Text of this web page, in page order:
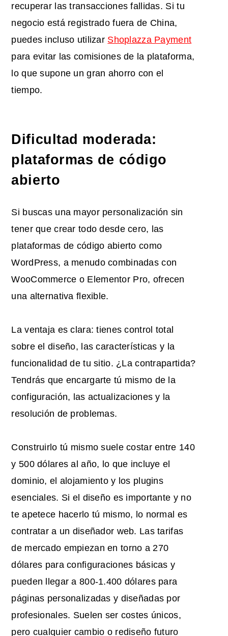
recuperar las transacciones fallidas. Si tu
negocio está registrado fuera de China,
puedes incluso utilizar Shoplazza Payment
para evitar las comisiones de la plataforma,
lo que supone un gran ahorro con el
tiempo.
Dificultad moderada:
plataformas de código
abierto
Si buscas una mayor personalización sin
tener que crear todo desde cero, las
plataformas de código abierto como
WordPress, a menudo combinadas con
WooCommerce o Elementor Pro, ofrecen
una alternativa flexible.
La ventaja es clara: tienes control total
sobre el diseño, las características y la
funcionalidad de tu sitio. ¿La contrapartida?
Tendrás que encargarte tú mismo de la
configuración, las actualizaciones y la
resolución de problemas.
Construirlo tú mismo suele costar entre 140
y 500 dólares al año, lo que incluye el
dominio, el alojamiento y los plugins
esenciales. Si el diseño es importante y no
te apetece hacerlo tú mismo, lo normal es
contratar a un diseñador web. Las tarifas
de mercado empiezan en torno a 270
dólares para configuraciones básicas y
pueden llegar a 800-1.400 dólares para
páginas personalizadas y diseñadas por
profesionales. Suelen ser costes únicos,
pero cualquier cambio o rediseño futuro